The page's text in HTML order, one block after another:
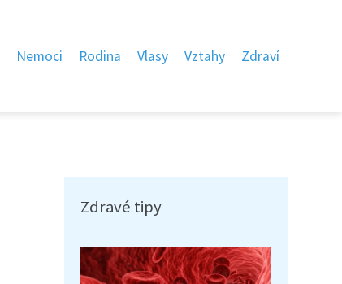
Nemoci Rodina Vlasy Vztahy Zdraví
Zdravé tipy